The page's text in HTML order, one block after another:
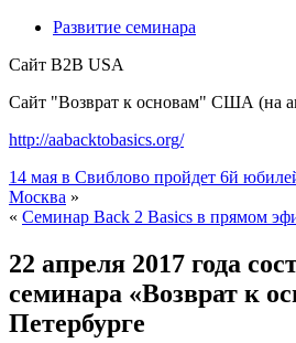
Развитие семинара
Сайт B2B USA
Сайт "Возврат к основам" США (на
http://aabacktobasics.org/
14 мая в Свиблово пройдет 6й
Москва »
« Семинар Back 2 Basics в прямом
22 апреля 2017 года
семинара «Возврат к
Петербурге